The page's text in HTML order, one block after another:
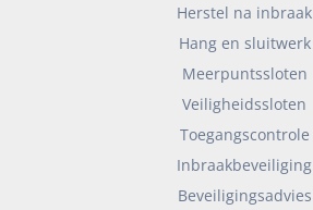
Herstel na inbraak
Hang en sluitwerk
Meerpuntssloten
Veiligheidssloten
Toegangscontrole
Inbraakbeveiliging
Beveiligingsadvies